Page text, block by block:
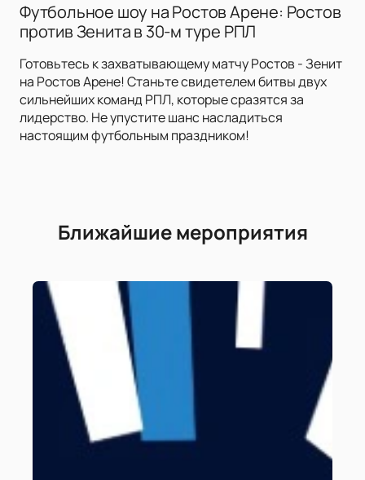
Футбольное шоу на Ростов Арене: Ростов
против Зенита в 30-м туре РПЛ
Готовьтесь к захватывающему матчу Ростов - Зенит
на Ростов Арене! Станьте свидетелем битвы двух
сильнейших команд РПЛ, которые сразятся за
лидерство. Не упустите шанс насладиться
настоящим футбольным праздником!
Ближайшие мероприятия